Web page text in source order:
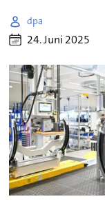
dpa
24. Juni 2025